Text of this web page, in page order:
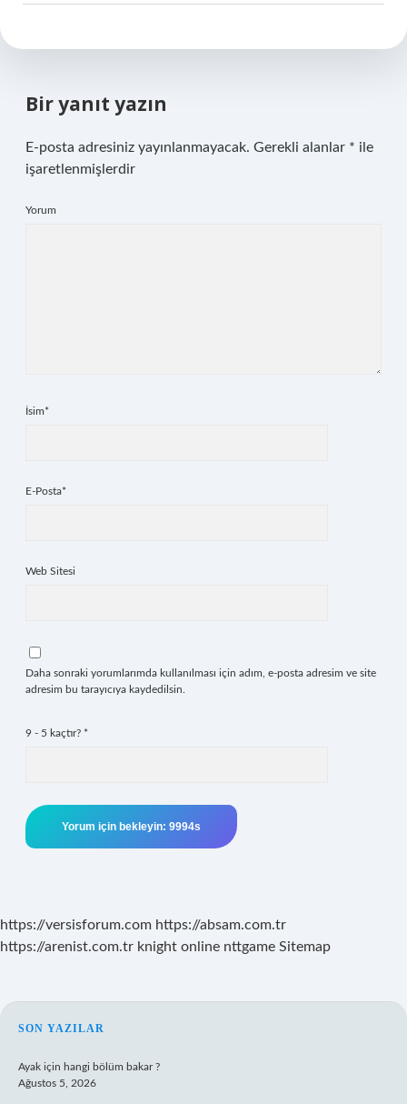
Bir yanıt yazın
E-posta adresiniz yayınlanmayacak. Gerekli alanlar * ile
işaretlenmişlerdir
Yorum
İsim*
E-Posta*
Web Sitesi
Daha sonraki yorumlarımda kullanılması için adım, e-posta adresim ve site
adresim bu tarayıcıya kaydedilsin.
9 - 5 kaçtır? *
https://versisforum.com https://absam.com.tr
https://arenist.com.tr knight online nttgame Sitemap
SIDEBAR
SON YAZILAR
Ayak için hangi bölüm bakar ?
Ağustos 5, 2026